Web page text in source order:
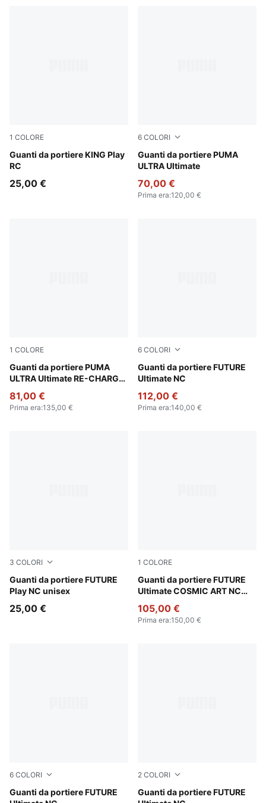
1 COLORE
Guanti da portiere KING Play
RC
Sugared Almond-PUMA Black-Ultra Red
25,00 €
6 COLORI
Guanti da portiere PUMA
ULTRA Ultimate
Yellow Alert-PUMA Black
70,00 €
Prima era:120,00 €
1 COLORE
Guanti da portiere PUMA
ULTRA Ultimate RE-CHARGE
Sunset Pink-Hero Blue-PUMA White
81,00 €
Prima era:135,00 €
6 COLORI
Guanti da portiere FUTURE
Ultimate NC
Icy Blue-Blue Jewel
112,00 €
Prima era:140,00 €
3 COLORI
Guanti da portiere FUTURE
Play NC unisex
PUMA Black-Intense Mint
25,00 €
1 COLORE
Guanti da portiere FUTURE
Ultimate COSMIC ART NC
Vivid Blue-Green Glare
105,00 €
Prima era:150,00 €
6 COLORI
Guanti da portiere FUTURE
Glowing Red-PUMA Red-PUMA Black
2 COLORI
Guanti da portiere FUTURE
PUMA White-Glowing Red-